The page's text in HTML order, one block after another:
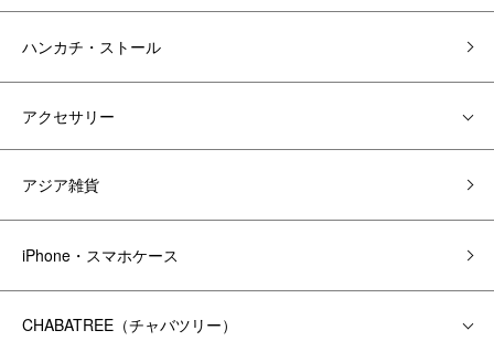
ハンカチ・ストール
アクセサリー
アジア雑貨
iPhone・スマホケース
CHABATREE（チャバツリー）